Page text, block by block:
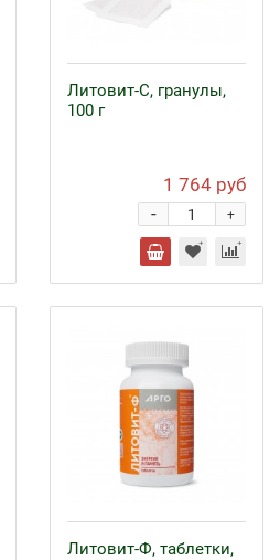
Литовит-С, гранулы,
100 г
1 764 руб
+
-
Литовит-Ф, таблетки,